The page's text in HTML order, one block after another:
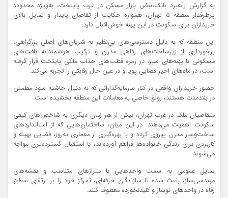
به گزارش راهبرد بانک،نبض بازار مسکن در غرب پایتخت، به‌ویژه محدوده
پرطرفدار منطقه ۵ تهران، همواره حکایت از تقاضای پایدار و تمایل بالای
خریداران برای سکونت در این پهنه خوش‌اقبال دارد.
این منطقه که به دلیل دسترسی‌های بی‌نظیر به شریان‌های اصلی بزرگراهی،
برخورداری از زیرساخت‌های رفاهی مدرن و ترکیب هوشمندانه بافت‌های
مسکونی با پهنه‌های سبز، در زمره قطب‌های جذاب ملکی پایتخت قرار گرفته
است، در ماه‌های اخیر فضایی پویا و در عین حال رقابتی را تجربه می‌کند.
حضور خریداران واقعی در کنار سرمایه‌گذارانی که به دنبال حاشیه سود مطمئن
در بلندمدت هستند، رونق خاصی به معاملات این منطقه بخشیده است.
متقاضیان ملک در غرب تهران، بیش از هر زمان دیگری به شاخص‌های کیفی
سکونت اهمیت می‌دهند. در این میان، ساختمان‌هایی که از استانداردهای
ساخت‌وساز مدرن پیروی کرده و با بهره‌گیری از معماری به‌روز، فضایی بهینه و
کاربردی برای زندگی خانواده‌ها فراهم آورده‌اند، با استقبال گسترده‌تری مواجه
می‌شوند.
تمایل عمومی به سمت واحدهایی با متراژهای متناسب و نقشه‌های
مهندسی‌ساز، باعث شده تا سازندگان حرفه‌ای، تمرکز خود را بر ارتقای سطح
رفاه در واحدهای نوساز و کلید‌نخورده معطوف کنند.